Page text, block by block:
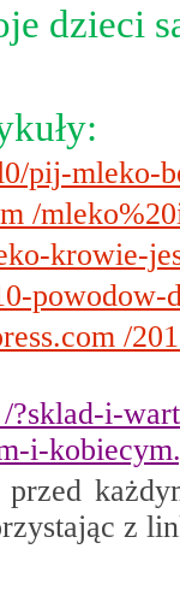
dzieci
pij-mleko-
/
krowie-
/
i-
i-
przed
z